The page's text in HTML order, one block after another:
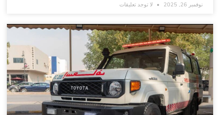
نوفمبر 26, 2025 لا توجد تعليقات